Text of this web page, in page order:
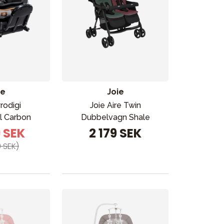
Carbon
Joie
Joie Aire Twin
Dubbelvagn Shale
2 179 SEK
Vår butik